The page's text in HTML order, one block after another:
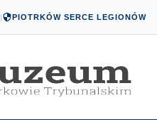
| PIOTRKÓW SERCE LEGIONÓW